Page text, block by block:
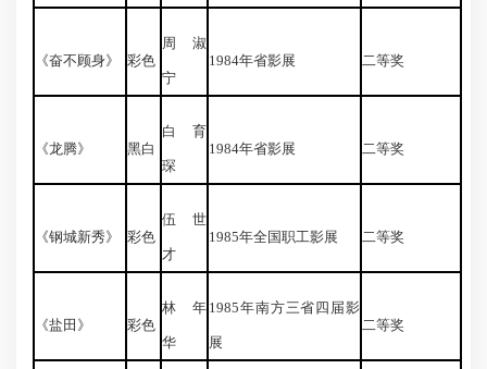
《奋不顾身》 彩色
周淑
宁
1984年省影展 二等奖
《龙腾》 黑白
白育
琛
1984年省影展 二等奖
《钢城新秀》 彩色
伍世
才
1985年全国职工影展 二等奖
《盐田》 彩色
林年
华
1985年南方三省四届影
展
二等奖